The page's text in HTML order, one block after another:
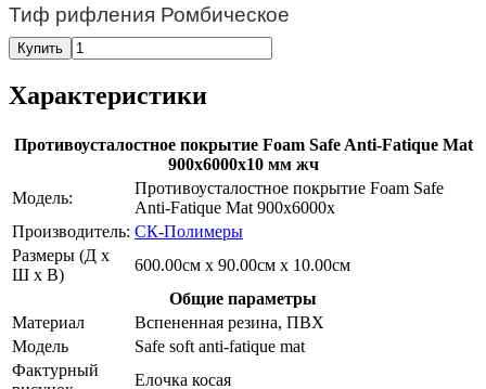
Тиф рифления Ромбическое
Купить
Характеристики
Противоусталостное покрытие Foam Safe Anti-Fatique Mat
900х6000х10 мм жч
Модель:
Противоусталостное покрытие Foam Safe
Anti-Fatique Mat 900х6000х
Производитель: СК-Полимеры
Размеры (Д х
Ш х В)
600.00см x 90.00см x 10.00см
Общие параметры
Материал
Вспененная резина, ПВХ
Модель
Safe soft anti-fatique mat
Фактурный
Елочка косая